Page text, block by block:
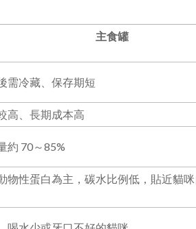
主食罐
需冷藏、保存期短
高、長期成本高
約 70～85%
物性蛋白為主，碳水比例低，貼近貓